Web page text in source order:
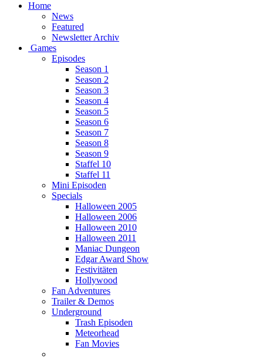
Home
News
Featured
Newsletter Archiv
Games
Episodes
Season 1
Season 2
Season 3
Season 4
Season 5
Season 6
Season 7
Season 8
Season 9
Staffel 10
Staffel 11
Mini Episoden
Specials
Halloween 2005
Halloween 2006
Halloween 2010
Halloween 2011
Maniac Dungeon
Edgar Award Show
Festivitäten
Hollywood
Fan Adventures
Trailer & Demos
Underground
Trash Episoden
Meteorhead
Fan Movies